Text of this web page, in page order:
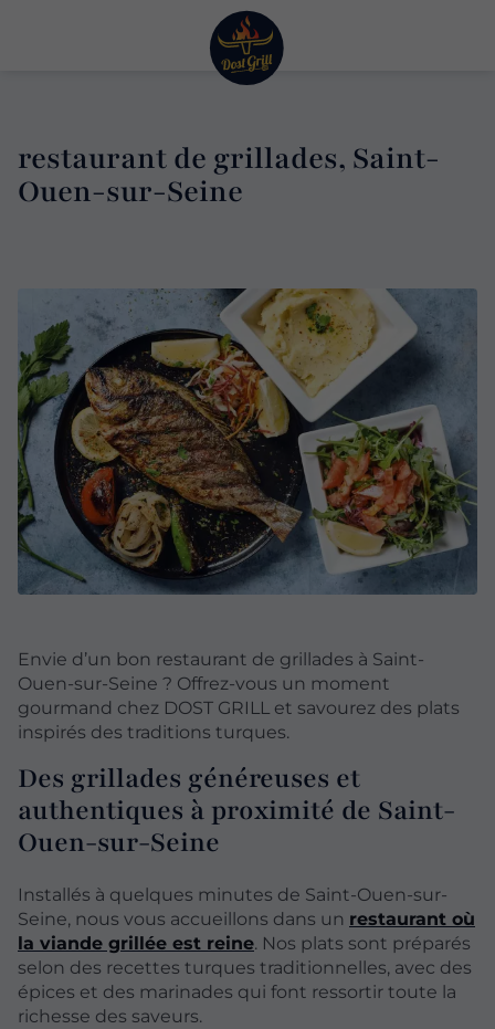
restaurant de grillades, Saint-
Ouen-sur-Seine
Envie d’un bon restaurant de grillades à Saint-
Ouen-sur-Seine ? Offrez-vous un moment
gourmand chez DOST GRILL et savourez des plats
inspirés des traditions turques.
Des grillades généreuses et
authentiques à proximité de Saint-
Ouen-sur-Seine
Installés à quelques minutes de Saint-Ouen-sur-
Seine, nous vous accueillons dans un restaurant où
la viande grillée est reine. Nos plats sont préparés
selon des recettes turques traditionnelles, avec des
épices et des marinades qui font ressortir toute la
richesse des saveurs.